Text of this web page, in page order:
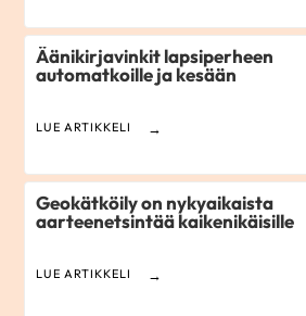
Äänikirjavinkit lapsiperheen
automatkoille ja kesään
LUE ARTIKKELI
Geokätköily on nykyaikaista
aarteenetsintää kaikenikäisille
LUE ARTIKKELI